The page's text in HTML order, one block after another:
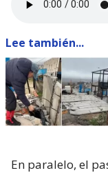
Lee también...
En paralelo, el